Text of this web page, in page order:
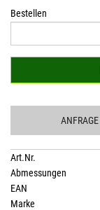
Bestellen
ANFRAGE
Art.Nr.
Abmessungen
EAN
Marke